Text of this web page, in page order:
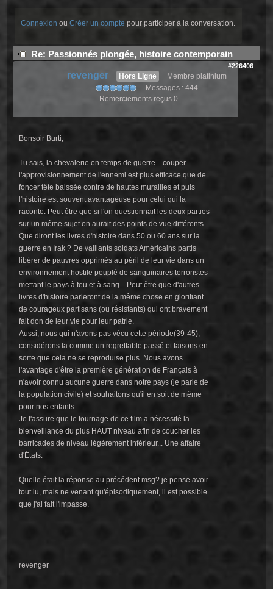
Connexion ouCréer un compte pour participer à la conversation.
Re: Passionnés plongée, histoire contemporain
#226406
revenger Hors Ligne
Membre platinium
Messages : 444
Remerciements reçus 0
Bonsoir Burti,
Tu sais, la chevalerie en temps de guerre... couper
l'approvisionnement de l'ennemi est plus efficace que de
foncer tête baissée contre de hautes murailles et puis
l'histoire est souvent avantageuse pour celui qui la
raconte. Peut être que si l'on questionnait les deux parties
sur un même sujet on aurait des points de vue différents...
Que diront les livres d'histoire dans 50 ou 60 ans sur la
guerre en Irak ? De vaillants soldats Américains partis
libérer de pauvres opprimés au péril de leur vie dans un
environnement hostile peuplé de sanguinaires terroristes
mettant le pays à feu et à sang... Peut être que d'autres
livres d'histoire parleront de la même chose en glorifiant
de courageux partisans (ou résistants) qui ont bravement
fait don de leur vie pour leur patrie.
Aussi, nous qui n'avons pas vécu cette période(39-45),
considérons la comme un regrettable passé et faisons en
sorte que cela ne se reproduise plus. Nous avons
l'avantage d'être la première génération de Français à
n'avoir connu aucune guerre dans notre pays (je parle de
la population civile) et souhaitons qu'il en soit de même
pour nos enfants.
Je t'assure que le tournage de ce film a nécessité la
bienveillance du plus HAUT niveau afin de coucher les
barricades de niveau légèrement inférieur... Une affaire
d'États.
Quelle était la réponse au précédent msg? je pense avoir
tout lu, mais ne venant qu'épisodiquement, il est possible
que j'ai fait l'impasse.
revenger